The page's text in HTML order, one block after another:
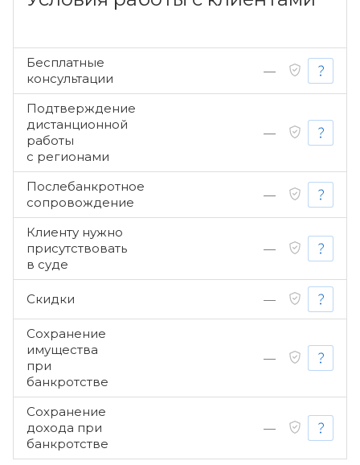
Бесплатные
консультации
—
Подтверждение
дистанционной
работы
с регионами
—
Послебанкротное
сопровождение
—
Клиенту нужно
присутствовать
в суде
—
Скидки —
Сохранение
имущества
при
банкротстве
—
Сохранение
дохода при
банкротстве
—